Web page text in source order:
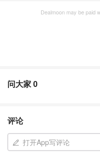
Dealmoon may be paid
问大家0
评论
打开App写评论